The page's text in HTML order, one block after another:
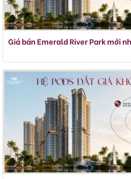
Giá bán Emerald River Park mới